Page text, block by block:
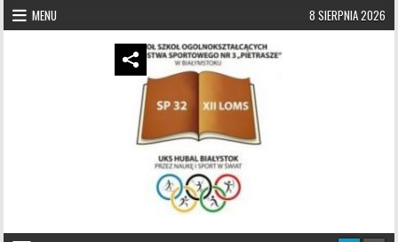
Skip to content
MENU 8 SIERPNIA 2026
UKS Hubal Białystok